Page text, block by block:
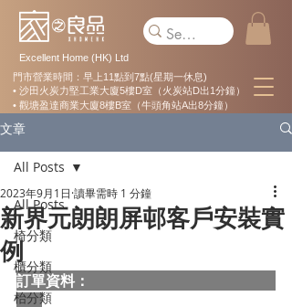
Excellent Home (HK) Ltd
門市營業時間：早上11點到7點(星期一休息)
• 沙田火炭力堅工業大廈5樓D室（火炭站D出1分鐘）
• 觀塘盈達商業大廈8樓B室（牛頭角站A出8分鐘）
文章
All Posts
椅分類
櫃分類
枱分類
All Posts
新界元朗朗屏邨客戶安裝實
例
2023年9月1日 讀畢需時 1 分鐘
訂單資料：